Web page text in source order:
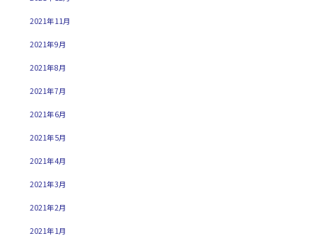
2021年11月
2021年9月
2021年8月
2021年7月
2021年6月
2021年5月
2021年4月
2021年3月
2021年2月
2021年1月